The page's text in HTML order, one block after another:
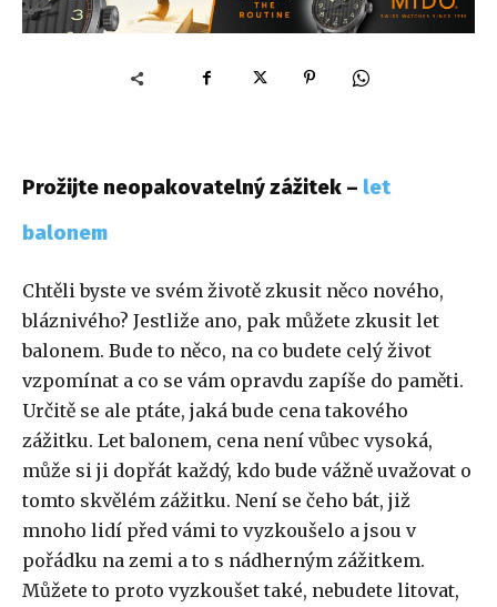
Prožijte neopakovatelný zážitek – let
balonem
Chtěli byste ve svém životě zkusit něco nového,
bláznivého? Jestliže ano, pak můžete zkusit let
balonem. Bude to něco, na co budete celý život
vzpomínat a co se vám opravdu zapíše do paměti.
Určitě se ale ptáte, jaká bude cena takového
zážitku. Let balonem, cena není vůbec vysoká,
může si ji dopřát každý, kdo bude vážně uvažovat o
tomto skvělém zážitku. Není se čeho bát, již
mnoho lidí před vámi to vyzkoušelo a jsou v
pořádku na zemi a to s nádherným zážitkem.
Můžete to proto vyzkoušet také, nebudete litovat,